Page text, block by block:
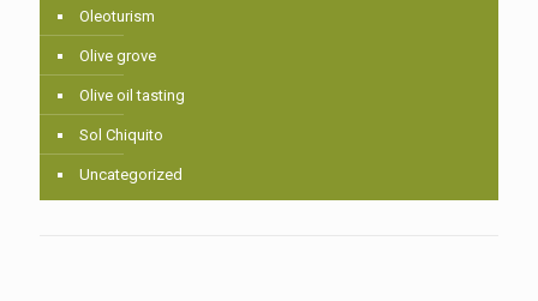
Oleoturism
Olive grove
Olive oil tasting
Sol Chiquito
Uncategorized